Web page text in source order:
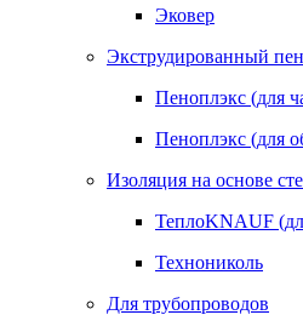
Эковер
Экструдированный
Пеноплэкс (для
Пеноплэкс (для
Изоляция на основе
ТеплоKNAUF
Технониколь
Для трубопроводов